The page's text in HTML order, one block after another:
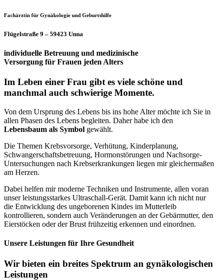
Fachärztin für Gynäkologie und Geburtshilfe
Flügelstraße 9 – 59423 Unna
individuelle Betreuung und medizinische
Versorgung für Frauen jeden Alters
Im Leben einer Frau gibt es viele schöne und
manchmal auch schwierige Momente.
Von dem Ursprung des Lebens bis ins hohe Alter möchte ich Sie in
allen Phasen des Lebens begleiten. Daher habe ich den
Lebensbaum als Symbol gewählt.
Die Themen Krebsvorsorge, Verhütung, Kinderplanung,
Schwangerschaftsbetreuung, Hormonstörungen und Nachsorge-
Untersuchungen nach Krebserkrankungen liegen mir gleichermaßen
am Herzen.
Dabei helfen mir moderne Techniken und Instrumente, allen voran
unser leistungsstarkes Ultraschall-Gerät. Damit kann ich nicht nur
die Entwicklung des ungeborenen Kindes im Mutterleib
kontrollieren, sondern auch Veränderungen an der Gebärmutter, den
Eierstöcken oder der Brust frühzeitig erkennen und einordnen.
Unsere Leistungen für Ihre Gesundheit
Wir bieten ein breites Spektrum an gynäkologischen
Leistungen